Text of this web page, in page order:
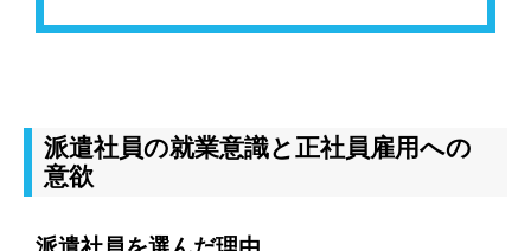
派遣社員の就業意識と正社員雇用への
意欲